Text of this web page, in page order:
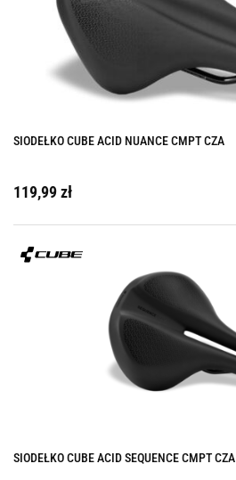
SIODEŁKO CUBE ACID NUANCE CMPT CZA
119,99 zł
SIODEŁKO CUBE ACID SEQUENCE CMPT CZA